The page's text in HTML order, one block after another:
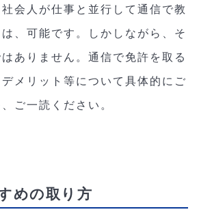
会人が仕事と並行して通信で教
、可能です。しかしながら、そ
ありません。通信で免許を取る
メリット等について具体的にご
ご一読ください。
めの取り方